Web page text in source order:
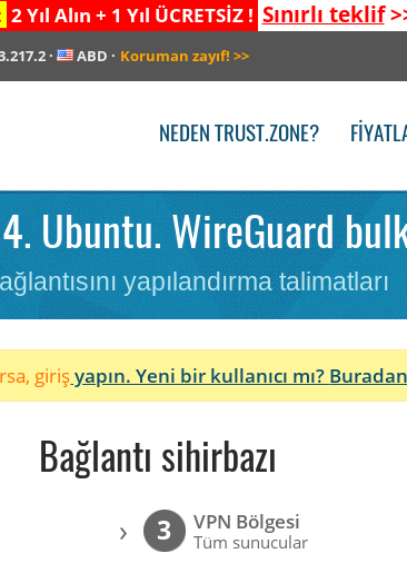
2 Yıl Alın + 1 Yıl ÜCRETSİZ ! Sınırlı teklif
· ABD · Koruman zayıf! >>
NEDEN TRUST.ZONE?
Ubuntu. WireGuard
yapılandırma talimatları
girişyapın. Yeni bir kullanıcı mı?
Bağlantı sihirbazı
› 3 VPN Bölgesi
Tüm sunucular